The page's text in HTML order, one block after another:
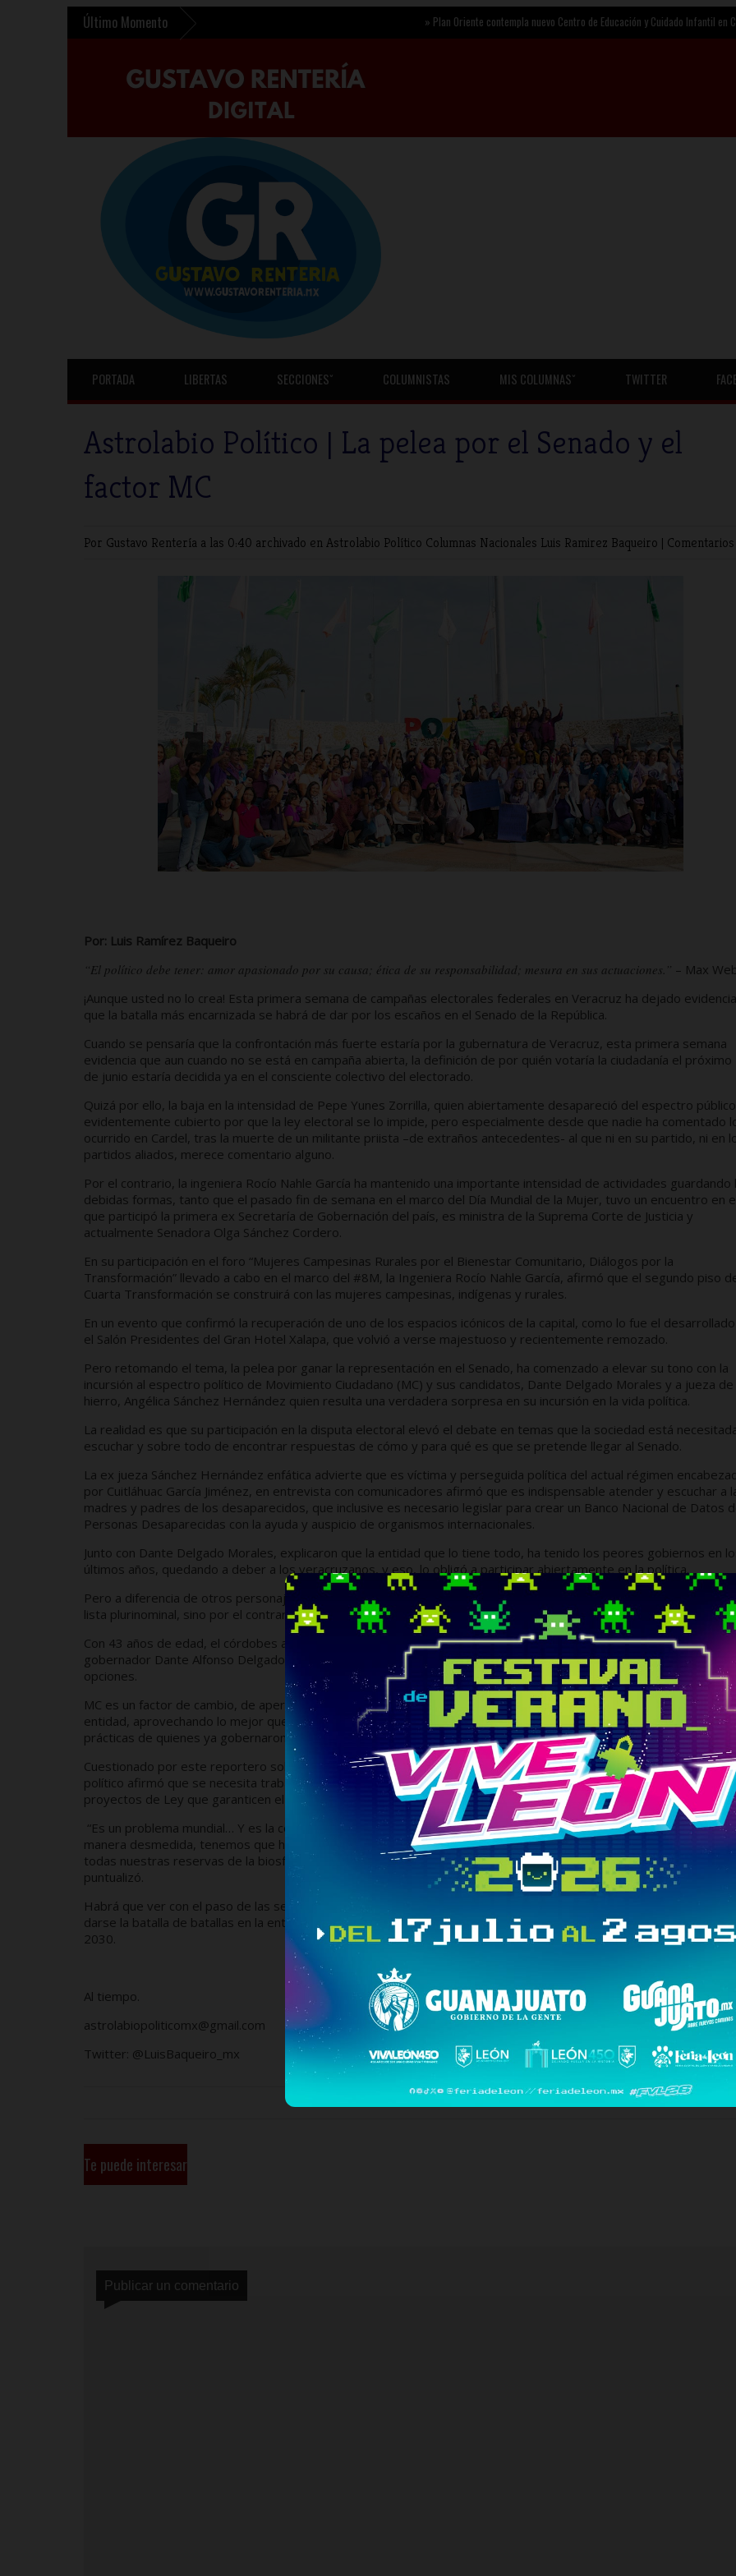
Último Momento Plan Oriente contempla nuevo Centro de Educación y Cuidado Infantil en Chalco »
PORTADA LIBERTAS SECCIONESˇ COLUMNISTAS MIS COLUMNASˇ TWITTER
Astrolabio Político | La pelea por el Senado y el
factor MC
Por Gustavo Rentería a las 0:40 archivado enAstrolabio Político Columnas Nacionales Luis Ramirez Baqueiro |
Por: Luis Ramírez Baqueiro
“El político debe tener: amor apasionado por su causa; ética de su responsabilidad; mesura en sus actuaciones.” – Max
¡Aunque usted no lo crea! Esta primera semana de campañas electorales federales en Veracruz ha dejado
que la batalla más encarnizada se habrá de dar por los escaños en el Senado de la República.
Cuando se pensaría que la confrontación más fuerte estaría por la gubernatura de Veracruz, esta primera semana
evidencia que aun cuando no se está en campaña abierta, la definición de por quién votaría la ciudadanía el próximo
de junio estaría decidida ya en el consciente colectivo del electorado.
Quizá por ello, la baja en la intensidad de Pepe Yunes Zorrilla, quien abiertamente desapareció del espectro público
evidentemente cubierto por que la ley electoral se lo impide, pero especialmente desde que nadie ha comentado
ocurrido en Cardel, tras la muerte de un militante priista –de extraños antecedentes- al que ni en su partido, ni en
partidos aliados, merece comentario alguno.
Por el contrario, la ingeniera Rocío Nahle García ha mantenido una importante intensidad de actividades guardando
debidas formas, tanto que el pasado fin de semana en el marco del Día Mundial de la Mujer, tuvo un encuentro en
que participó la primera ex Secretaría de Gobernación del país, es ministra de la Suprema Corte de Justicia y
actualmente Senadora Olga Sánchez Cordero.
En su participación en el foro “Mujeres Campesinas Rurales por el Bienestar Comunitario, Diálogos por la
Transformación” llevado a cabo en el marco del #8M, la Ingeniera Rocío Nahle García, afirmó que el segundo piso
Cuarta Transformación se construirá con las mujeres campesinas, indígenas y rurales.
En un evento que confirmó la recuperación de uno de los espacios icónicos de la capital, como lo fue el
el Salón Presidentes del Gran Hotel Xalapa, que volvió a verse majestuoso y recientemente remozado.
Pero retomando el tema, la pelea por ganar la representación en el Senado, ha comenzado a elevar su tono con la
incursión al espectro político de Movimiento Ciudadano (MC) y sus candidatos, Dante Delgado Morales y a jueza de
hierro, Angélica Sánchez Hernández quien resulta una verdadera sorpresa en su incursión en la vida política.
La realidad es que su participación en la disputa electoral elevó el debate en temas que la sociedad está
escuchar y sobre todo de encontrar respuestas de cómo y para qué es que se pretende llegar al Senado.
La ex jueza Sánchez Hernández enfática advierte que es víctima y perseguida política del actual régimen
por Cuitláhuac García Jiménez, en entrevista con comunicadores afirmó que es indispensable atender y escuchar a
madres y padres de los desaparecidos, que inclusive es necesario legislar para crear un Banco Nacional de Datos
Personas Desaparecidas con la ayuda y auspicio de organismos internacionales.
Junto con Dante Delgado Morales, explicaron que la entidad que lo tiene todo, ha tenido los peores gobiernos en
últimos años, quedando a deber a los veracruzanos, y eso, lo obligó a participar abiertamente en la política.
Pero a diferencia de otros personajes –hijos de políticos también- él no buscó la comodidad que da inscribirse en
lista plurinominal, sino por el contrario, creyó necesario caminar y escuchar a la población.
Con 43 años de edad, el córdobes afirmó que quiere ser recordado por su aportación al país y no por ser el hijo del
gobernador Dante Alfonso Delgado Rannauro, por lo que es momento de buscar entre los ciudadanos, nuevas
opciones.
MC es un factor de cambio, de apertura a las nuevas posibilidades de desarrollo, en donde se re-potencialice
entidad, aprovechando lo mejor que tenemos para esforzarnos y construir otro escenario, alejados de las malas
prácticas de quienes ya gobernaron y nos defraudaron como el PRIAN y Morena.
Cuestionado por este reportero sobre qué hacer para garantizar el abasto y preservación del agua en la entidad,
político afirmó que se necesita trabajar a favor del medio ambiente y que desde el Senado pugnará por la creación
proyectos de Ley que garanticen el cuidado ambiental.
“Es un problema mundial… Y es la conciencia, el consumo de tantos hidrocarburos, la explotación del petróleo de
manera desmedida, tenemos que hacer toda una integración, de reforestación, de cuidado del medio ambiente,
todas nuestras reservas de la biosfera, sembrar árboles, hacer muchas cosas a favor de que esto se revierta”,
puntualizó.
Habrá que ver con el paso de las semanas cómo se comportan los candidatos al Senado, pues ahí es donde habrá
darse la batalla de batallas en la entidad, y posiblemente de ahí salgan, la o el próximo gobernador de Veracruz
2030.
Al tiempo.
astrolabiopoliticomx@gmail.com
Twitter: @LuisBaqueiro_mx
Te puede interesar
Publicar un comentario